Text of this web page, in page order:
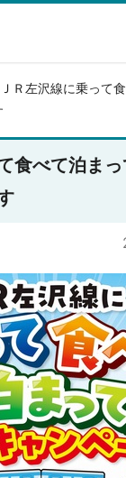
ＪＲ左沢線に乗って
食べて泊ま